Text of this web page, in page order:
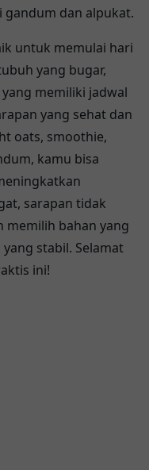
dan alpukat.
untuk memulai hari
yang bugar,
memiliki jadwal
yang sehat dan
oats, smoothie,
kamu bisa
sarapan tidak
memilih bahan yang
stabil. Selamat
ini!